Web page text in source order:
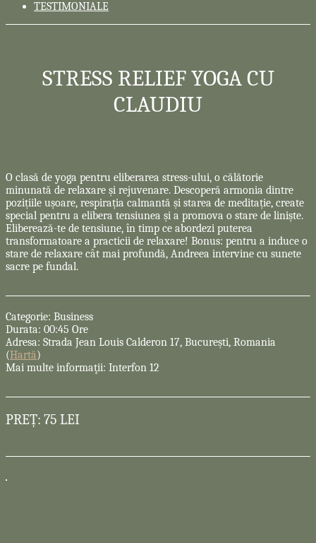
TESTIMONIALE
STRESS RELIEF YOGA CU
CLAUDIU
O clasă de yoga pentru eliberarea stress-ului, o călătorie
minunată de relaxare și rejuvenare. Descoperă armonia dintre
pozițiile ușoare, respirația calmantă și starea de meditație, create
special pentru a elibera tensiunea și a promova o stare de liniște.
Eliberează-te de tensiune, în timp ce abordezi puterea
transformatoare a practicii de relaxare! Bonus: pentru a induce o
stare de relaxare cât mai profundă, Andreea intervine cu sunete
sacre pe fundal.
Categorie: Business
Durata: 00:45 Ore
Adresa: Strada Jean Louis Calderon 17, București, Romania
(Hartă)
Mai multe informaţii: Interfon 12
PREȚ: 75 LEI